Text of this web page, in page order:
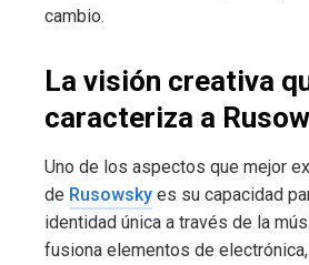
cambio.
La visión creativa
caracteriza a
Uno de los aspectos que mejor
de Rusowsky es su capacidad
identidad única a través de la
fusiona elementos de